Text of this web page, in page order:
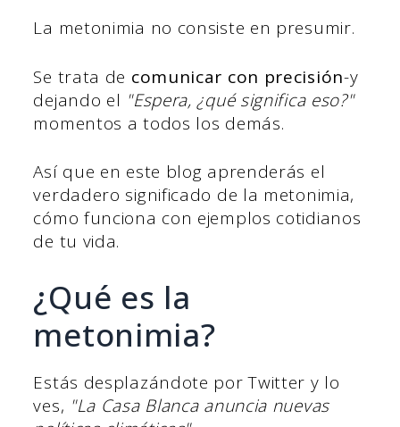
La metonimia no consiste en presumir.
Se trata de comunicar con precisión-y
dejando el "Espera, ¿qué significa eso?"
momentos a todos los demás.
Así que en este blog aprenderás el
verdadero significado de la metonimia,
cómo funciona con ejemplos cotidianos
de tu vida.
¿Qué es la
metonimia?
Estás desplazándote por Twitter y lo
ves, "La Casa Blanca anuncia nuevas